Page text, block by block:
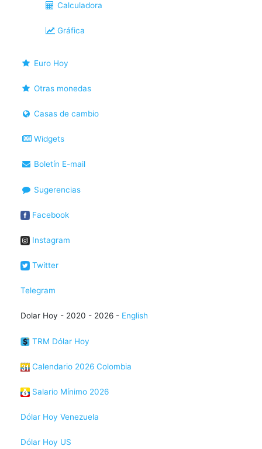
Calculadora
Gráfica
Euro Hoy
Otras monedas
Casas de cambio
Widgets
Boletín E-mail
Sugerencias
Facebook
Instagram
Twitter
Telegram
Dolar Hoy - 2020 - 2026 - English
TRM Dólar Hoy
Calendario 2026 Colombia
Salario Mínimo 2026
Dólar Hoy Venezuela
Dólar Hoy US